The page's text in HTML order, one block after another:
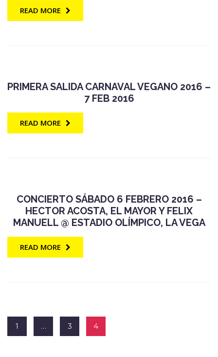
READ MORE
PRIMERA SALIDA CARNAVAL VEGANO 2016 –
7 FEB 2016
READ MORE
CONCIERTO SÁBADO 6 FEBRERO 2016 –
HECTOR ACOSTA, EL MAYOR Y FELIX
MANUELL @ ESTADIO OLÍMPICO, LA VEGA
READ MORE
1 … 3 4